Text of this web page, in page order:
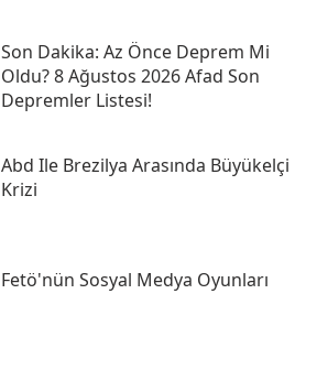
Son Daki̇ka: Az Önce Deprem Mi
Oldu? 8 Ağustos 2026 Afad Son
Depremler Listesi!
Abd Ile Brezilya Arasında Büyükelçi
Krizi
Fetö'nün Sosyal Medya Oyunları